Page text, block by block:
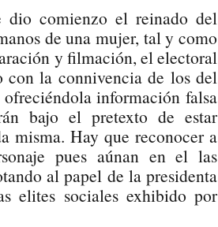
comienzo el reinado del
de una mujer, tal y como
y filmación, el electoral
la connivencia de los del
información falsa
bajo el pretexto de estar
misma. Hay que reconocer a
pues aúnan en el las
al papel de la presidenta
elites sociales exhibido por